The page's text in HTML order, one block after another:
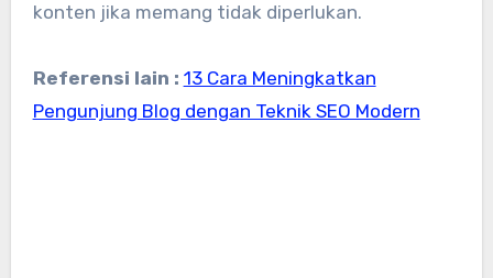
konten jika memang tidak diperlukan.
Referensi lain : 13 Cara Meningkatkan
Pengunjung Blog dengan Teknik SEO Modern